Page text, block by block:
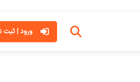
ورود | ثبت